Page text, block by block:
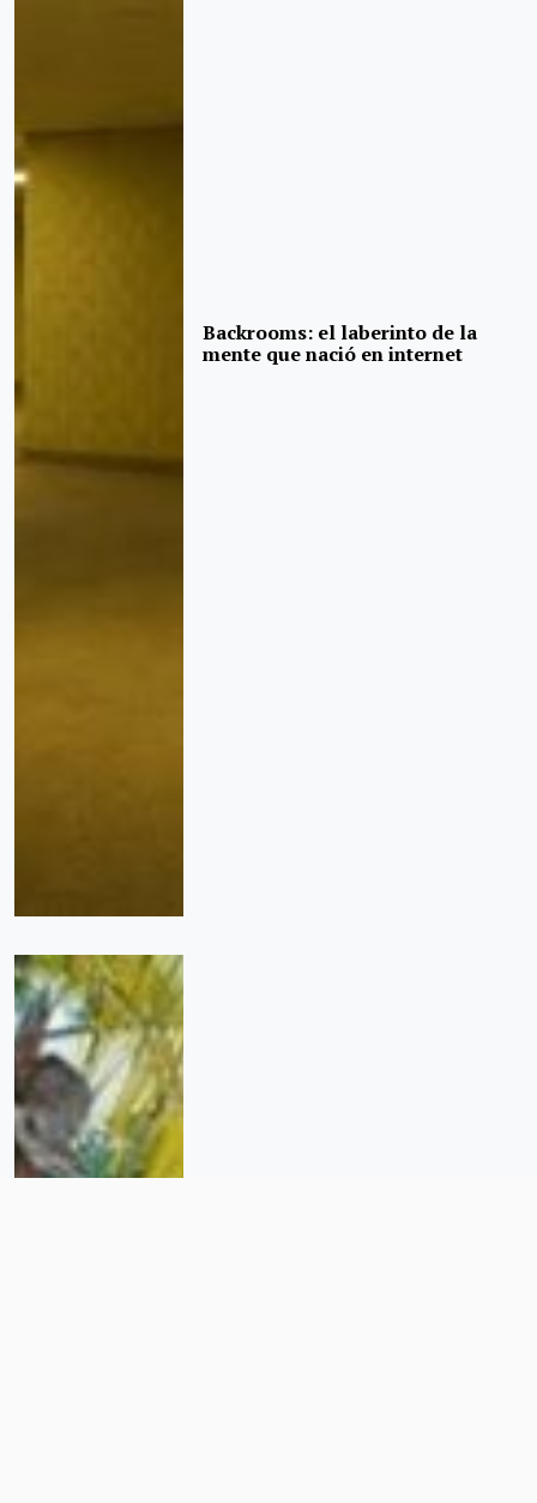
Backrooms: el laberinto de la
mente que nació en internet